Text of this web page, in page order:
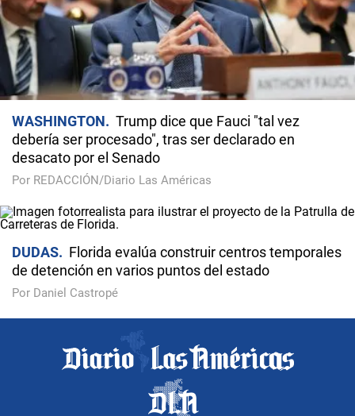
WASHINGTON
Trump dice que Fauci "tal vez
debería ser procesado", tras ser declarado en
desacato por el Senado
Por REDACCIÓN/Diario Las Américas
DUDAS
Florida evalúa construir centros temporales
de detención en varios puntos del estado
Por Daniel Castropé